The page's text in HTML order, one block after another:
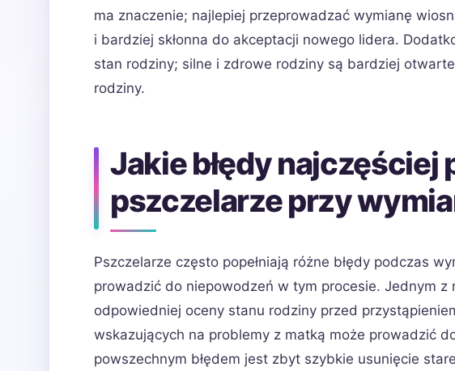
ma znaczenie; najlepiej przeprowadzać wymianę
i bardziej skłonna do akceptacji nowego lidera.
stan rodziny; silne i zdrowe rodziny są bardziej
rodziny.
Jakie błędy najczęściej
pszczelarze przy
Pszczelarze często popełniają różne błędy podczas
prowadzić do niepowodzeń w tym procesie. Jednym z
odpowiedniej oceny stanu rodziny przed
wskazujących na problemy z matką może prowadzić
powszechnym błędem jest zbyt szybkie usunięcie